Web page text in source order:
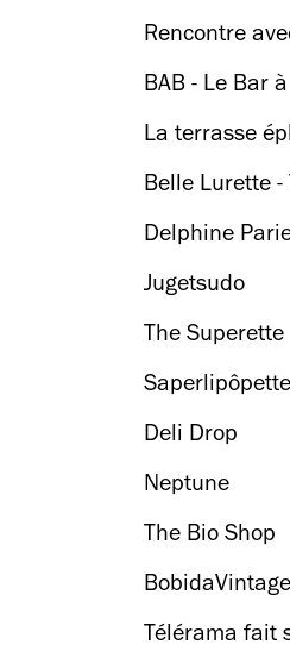
Rencontre
BAB - Le Bar
La terrasse
Belle Lurette -
Delphine
Jugetsudo
The Superette
Saperlipôpette
Deli Drop
Neptune
The Bio Shop
BobidaVintage
Télérama fait